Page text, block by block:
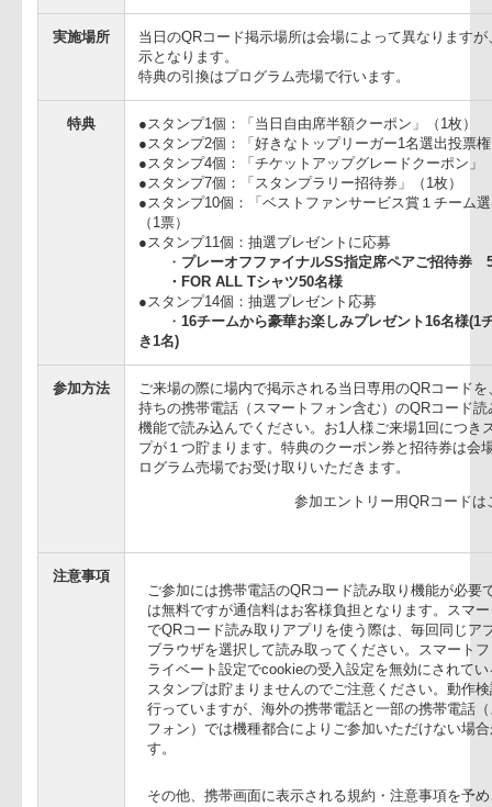
トップリーグ2014-2015リーグ戦全ての会場で実施する「モ
ー」に参加して、スタジアムでの観戦をさらにお楽しみくだ
実施期間 2014年8月22日（金）～2015年1月11日（日）
当日のQRコード掲示場所は会場によって異な
示となります。
特典の引換はプログラム売場で行います。
●スタンプ1個：「当日自由席半額クーポン」
●スタンプ2個：「好きなトップリーガー1名選
●スタンプ4個：「チケットアップグレードク
●スタンプ7個：「スタンプラリー招待券」（1
●スタンプ10個：「ベストファンサービス賞１
（1票）
●スタンプ11個：抽選プレゼントに応募
・プレーオフファイナルSS指定席ペアご
・FOR ALL Tシャツ50名様
●スタンプ14個：抽選プレゼント応募
16チームから豪華お楽しみプレゼント
参加方法
持ちの携帯電話（スマートフォン含む）のQR
機能で読み込んでください。お1人様ご来場1
プが１つ貯まります。特典のクーポン券と招
ログラム売場でお受け取りいただきます。
参加エントリー用QR
ご参加には携帯電話のQRコード読み取り機